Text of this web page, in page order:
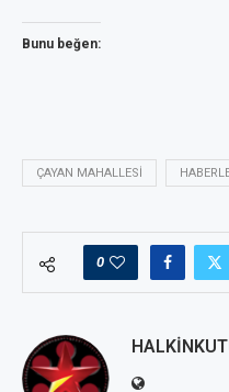
Bunu beğen:
ÇAYAN MAHALLESI
0